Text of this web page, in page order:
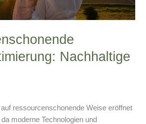
Nachhaltige
ressourcenschonende Weise eröffnet
moderne Technologien und